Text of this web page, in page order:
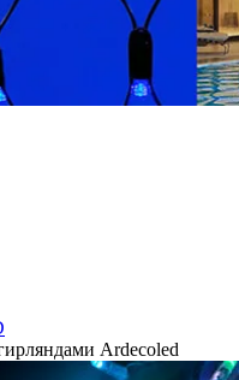
Ardecoled